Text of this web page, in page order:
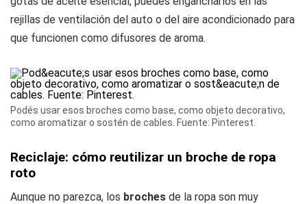
rejillas de ventilación del auto o del aire acondicionado para
que funcionen como difusores de aroma.
Podés usar esos broches como base, como objeto decorativo,
como aromatizar o sostén de cables. Fuente: Pinterest.
Reciclaje: cómo reutilizar un broche de ropa
roto
Aunque no parezca, los broches de la ropa son muy